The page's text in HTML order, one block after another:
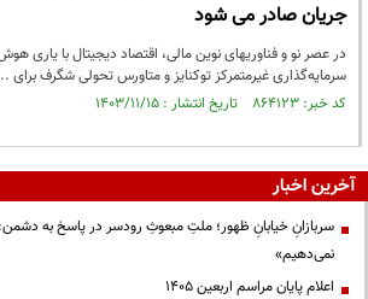
جریان صادر می شود
در عصر نو و فناوريهاى نوين مالى، اقتصاد ديجيتال با
سرمايه‌گذارى غيرمتمركز توكنايز و متاورس تحولى شگرف براى
کد خبر: ۸۶۴۱۲۳ تاریخ انتشار : ۱۴۰۳/۱۱/۱۵
آخرین اخبار
سربازانِ خیابانِ ظهور؛ ملتِ مبعوثِ رودسر در پاسخ به دشمن:
نمی‌دهیم»
اعلام پایان مراسم اربعین ۱۴۰۵